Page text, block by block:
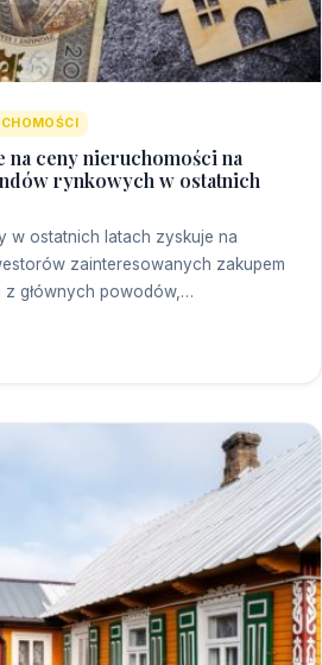
na ceny nieruchomości na
rynkowych w ostatnich
w ostatnich latach zyskuje na
zainteresowanych zakupem
z głównych powodów,…